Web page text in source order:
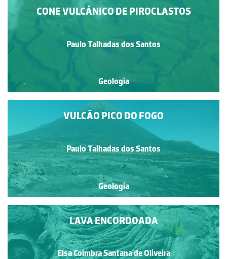
CONE VULCÂNICO DE PIROCLASTOS
Paulo Talhadas dos Santos
Geologia
VULCÃO PICO DO FOGO
Paulo Talhadas dos Santos
Geologia
LAVA ENCORDOADA
Elsa Coimbra Santana de Oliveira